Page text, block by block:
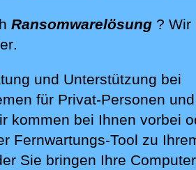
Ransomwarelösung ? Wir
direkt an Ihrem Standort,
.
und Unterstützung bei
für Privat-Personen und
kommen bei Ihnen vorbei
Fernwartungs-Tool zu
Sie bringen Ihre